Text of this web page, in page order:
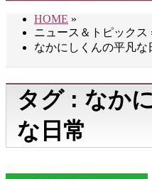
HOME »
ニュース＆トピックス
なかにしくんの平凡な
タグ : なか
な日常